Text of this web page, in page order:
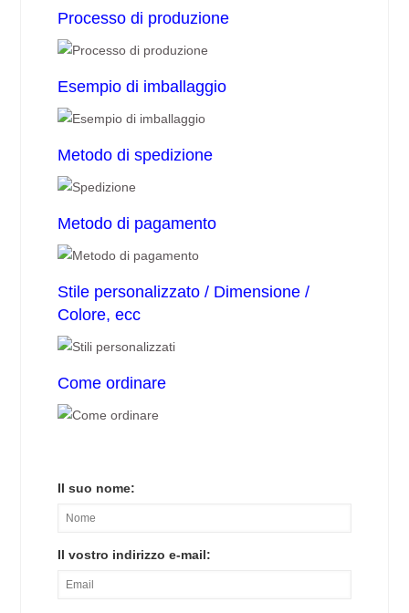
Processo di produzione
Esempio di imballaggio
Metodo di spedizione
Metodo di pagamento
Stile personalizzato / Dimensione /
Colore, ecc
Come ordinare
Il suo nome:
Il vostro indirizzo e-mail: